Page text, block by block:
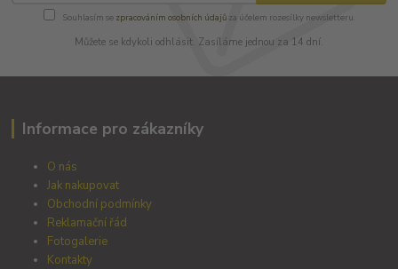
Souhlasím se zpracováním osobních údajůza účelem rozesílky newsletteru.
Můžete se kdykoli odhlásit. Zasíláme jednou za 14 dní.
Informace pro zákazníky
O nás
Jak nakupovat
Obchodní podmínky
Reklamační řád
Fotogalerie
Kontakty